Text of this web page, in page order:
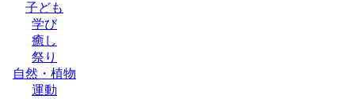
子ども
学び
癒し
祭り
自然・植物
運動